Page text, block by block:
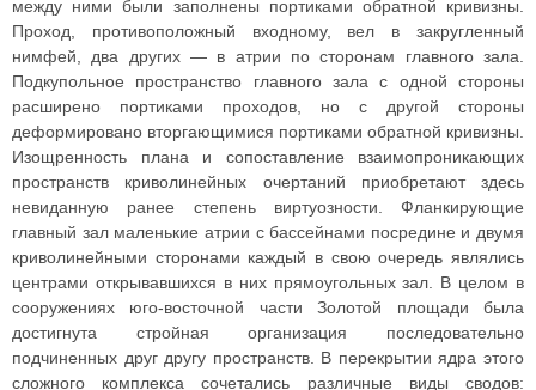
между ними были заполнены портиками обратной кривизны.
Проход, противоположный входному, вел в закругленный
нимфей, два других — в атрии по сторонам главного зала.
Подкупольное пространство главного зала с одной стороны
расширено портиками проходов, но с другой стороны
деформировано вторгающимися портиками обратной кривизны.
Изощренность плана и сопоставление взаимопроникающих
пространств криволинейных очертаний приобретают здесь
невиданную ранее степень виртуозности. Фланкирующие
главный зал маленькие атрии с бассейнами посредине и двумя
криволинейными сторонами каждый в свою очередь являлись
центрами открывавшихся в них прямоугольных зал. В целом в
сооружениях юго-восточной части Золотой площади была
достигнута стройная организация последовательно
подчиненных друг другу пространств. В перекрытии ядра этого
сложного комплекса сочетались различные виды сводов: